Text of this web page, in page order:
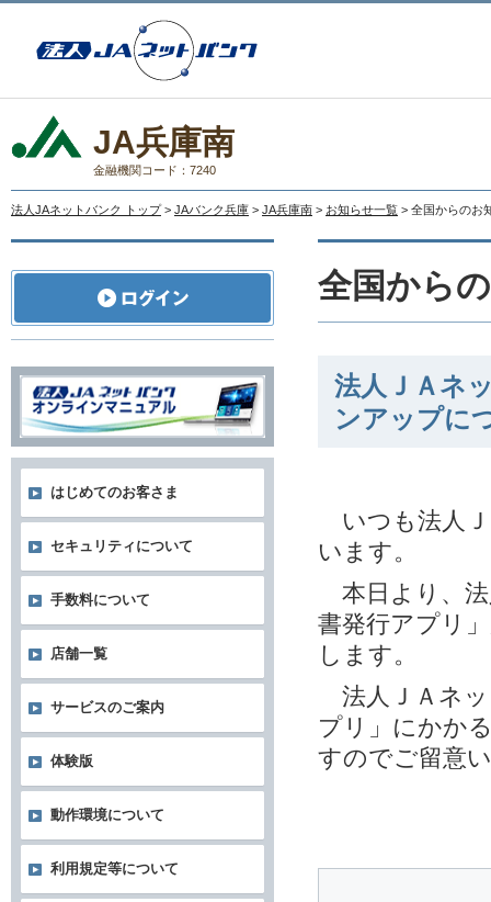
JA兵庫南
金融機関コード：7240
法人JAネットバンク トップ > JAバンク兵庫 > JA兵庫南 > お知らせ一覧 > 全国からのお
全国から
法人ＪＡネ
ンアップに
いつも法人
います。
本日より、法
書発行アプリ
します。
法人ＪＡネッ
プリ」にかか
すのでご留意
はじめてのお客さま
セキュリティについて
手数料について
店舗一覧
サービスのご案内
体験版
動作環境について
利用規定等について